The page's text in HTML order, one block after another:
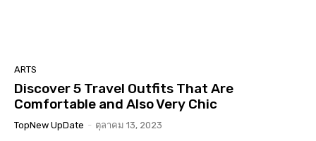
ARTS
Discover 5 Travel Outfits That Are
Comfortable and Also Very Chic
TopNew UpDate - ตุลาคม 13, 2023